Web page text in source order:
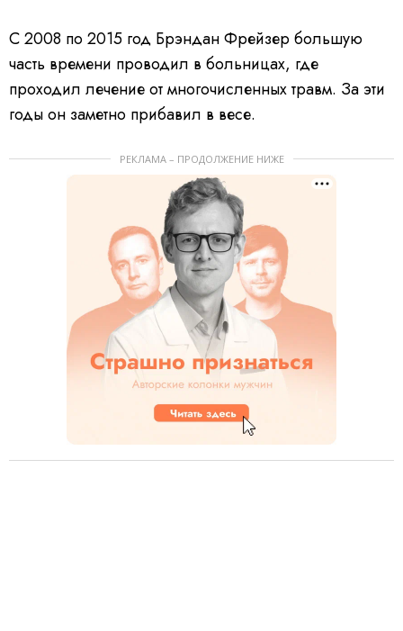
С 2008 по 2015 год Брэндан Фрейзер большую
часть времени проводил в больницах, где
проходил лечение от многочисленных травм. За эти
годы он заметно прибавил в весе.
РЕКЛАМА – ПРОДОЛЖЕНИЕ НИЖЕ